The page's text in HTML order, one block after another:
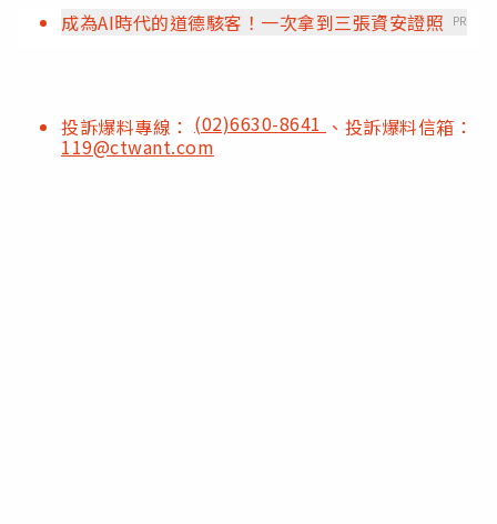
成為AI時代的道德駭客！一次拿到三張資安證照 PR
投訴爆料專線： (02)6630-8641 、投訴爆料信箱：
119@ctwant.com